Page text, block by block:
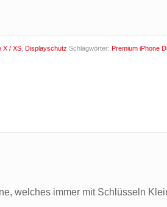
X / XS ,Displayschutz Schlagwörter:Premium iPhone
welches immer mit Schlüsseln